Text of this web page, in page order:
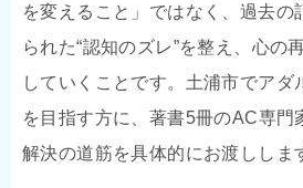
を変えること」ではなく、過去の
られた“認知のズレ”を整え、心の
していくことです。土浦市でアダ
を目指す方に、著書5冊のAC専門
解決の道筋を具体的にお渡ししま